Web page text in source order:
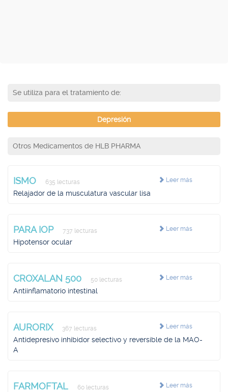
Se utiliza para el tratamiento de:
Depresión
Otros Medicamentos de HLB PHARMA
Leer más
ISMO 635 lecturas
Relajador de la musculatura vascular lisa
Leer más
PARA IOP 737 lecturas
Hipotensor ocular
Leer más
CROXALAN 500 50 lecturas
Antiinflamatorio intestinal
Leer más
AURORIX 367 lecturas
Antidepresivo inhibidor selectivo y reversible de la MAO-
A
Leer más
FARMOFTAL 60 lecturas